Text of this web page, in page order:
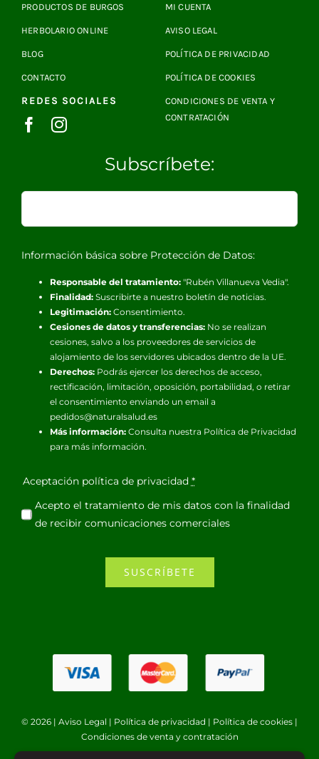
PRODUCTOS DE BURGOS
HERBOLARIO ONLINE
BLOG
CONTACTO
REDES SOCIALES
MI CUENTA
AVISO LEGAL
POLÍTICA DE PRIVACIDAD
POLÍTICA DE COOKIES
CONDICIONES DE VENTA Y
CONTRATACIÓN
Subscríbete:
Información básica sobre Protección de Datos:
Responsable del tratamiento:"Rubén Villanueva Vedia".
Finalidad:Suscribirte a nuestro boletín de noticias.
Legitimación:Consentimiento.
Cesiones de datos y transferencias:No se realizan
cesiones, salvo a los proveedores de servicios de
alojamiento de los servidores ubicados dentro de la UE.
Derechos:Podrás ejercer los derechos de acceso,
rectificación, limitación, oposición, portabilidad, o retirar
el consentimiento enviando un email a
pedidos@naturalsalud.es
Más información:Consulta nuestra Política de Privacidad
para más información.
Aceptación política de privacidad *
Acepto el tratamiento de mis datos con la finalidad
de recibir comunicaciones comerciales
SUSCRÍBETE
© 2026 | Aviso Legal | Política de privacidad | Política de cookies |
Condiciones de venta y contratación